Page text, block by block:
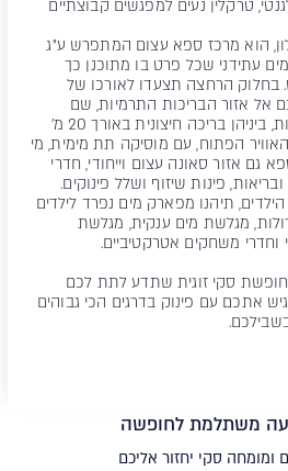
טרקלין נעים למפגשים קבוצתיים
הוא מרכז ספא עצום המתפרש ע"ג
מים עתידני שכל פרט בו מתוכנן כך
בחלוק הרחצה תצעדו לאורכו של
אל אזור הבריכות התרמיות, שם
מחכות לכם 12 בריכות שונות, ביניהן בריכה חיצונית באורך 20 מ'
הפתוח, עם מוסיקה תת מימית, מי
גם אזור סאונה עצום וייחודי, חדרי
פינות שיזוף ושלל פינוקים.
תיהנו מפארק מים נפרד לילדים
בריכות גדולות, מגלשת מים ענקית, מגלשת
וחדרי משחקים אטרקטיביים.
סקי זוגית שתדע לתת לכם
אתכם עם פינוק בדרגים הכי גבוהים
משתלמת לחופשה
ומומחה סקי יחזור אליכם